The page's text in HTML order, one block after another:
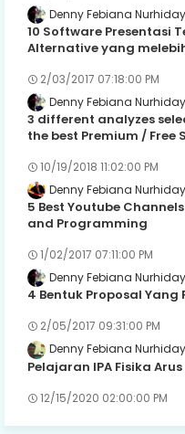
Denny Febiana
10 Software Presentasi
Alternative yang
2/03/2017 07:18:00 PM
Denny Febiana
3 different analyzes
the best Premium / Free
10/19/2018 11:02:00 PM
Denny Febiana
5 Best Youtube
and Programming
1/02/2017 07:11:00 PM
Denny Febiana
4 Bentuk Proposal Yang
2/05/2017 09:31:00 PM
Denny Febiana
Pelajaran IPA Fisika
12/15/2020 02:00:00 PM